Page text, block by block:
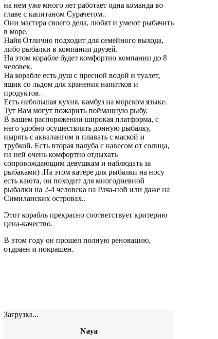
на нем уже много лет работает одна команда во
главе с капитаном Сурачетом..
Они мастера своего дела, любят и умеют рыбачить
в море.
Найя Отлично подходит для семейного выхода,
либо рыбалки в компании друзей.
На этом корабле будет комфортно компании до 8
человек.
На корабле есть душ с пресной водой и туалет,
ящик со льдом для хранения напитков и
продуктов.
Есть небольшая кухня, камбуз на морском языке.
Тут Вам могут пожарить пойманную рыбу.
В вашем распоряжении широкая платформа, с
него удобно осуществлять донную рыбалку,
нырять с аквалангом и плавать с маской и
трубкой. Есть вторая палуба с навесом от солнца,
на ней очень комфортно отдыхать
сопровождающим девушкам и наблюдать за
рыбаками) .На этом катере для рыбалки на носу
есть каюта, он походит для многодневной
рыбалки на 2-4 человека на Рача-ной или даже на
Симиланских островах..
Этот корабль прекрасно соответствует критерию
цена-качество.
В этом году он прошел полную реновацию,
отдраен и покрашен.
Загрузка...
Naya